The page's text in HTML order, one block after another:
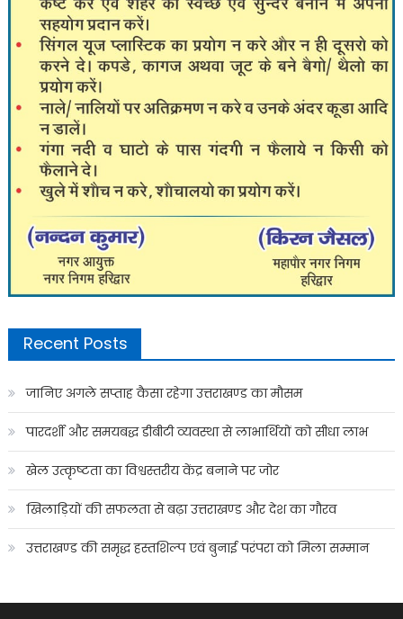
Recent Posts
जानिए अगले सप्ताह कैसा रहेगा उत्तराखण्ड का मौसम
पारदर्शी और समयबद्ध डीबीटी व्यवस्था से लाभार्थियों को सीधा लाभ
खेल उत्कृष्टता का विश्वस्तरीय केंद्र बनाने पर जोर
खिलाड़ियों की सफलता से बढ़ा उत्तराखण्ड और देश का गौरव
उत्तराखण्ड की समृद्ध हस्तशिल्प एवं बुनाई परंपरा को मिला सम्मान